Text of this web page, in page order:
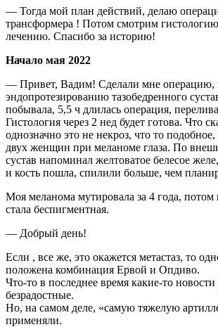
— Тогда мой план действий, делаю
трансформера ! Потом смотрим
лечению. Спасибо за историю!
Начало мая 2022
— Привет, Вадим! Сделали мне операцию,
эндопротезированию тазобедренного
побывала, 5,5 ч длилась операция,
Гистология через 2 нед будет готова. Что
однозначно это не некроз, что то
двух женщин при меланоме глаза. По
сустав напоминал желтоватое белесое
и кость пошла, спилили больше, чем
Моя меланома мутировала за 4 года, потом
стала беспигментная.
— Добрый день!
Если , все же, это окажется метастаз, то
положена комбинация Ервой и Опдиво.
Что-то в последнее время какие-то
безрадостные.
Но, на самом деле, «самую тяжелую
применяли.